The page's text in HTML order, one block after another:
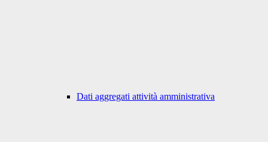
Dati aggregati attività amministrativa